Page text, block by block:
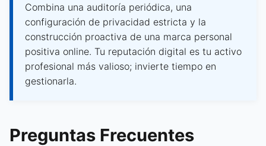
Combina una auditoría periódica, una
configuración de privacidad estricta y la
construcción proactiva de una marca personal
positiva online. Tu reputación digital es tu activo
profesional más valioso; invierte tiempo en
gestionarla.
Preguntas Frecuentes